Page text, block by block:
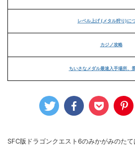
レベル上げ (メタル狩り)に
カジノ攻略
ちいさなメダル最速入手場所、
SFC版ドラゴンクエスト6のみかがみのた